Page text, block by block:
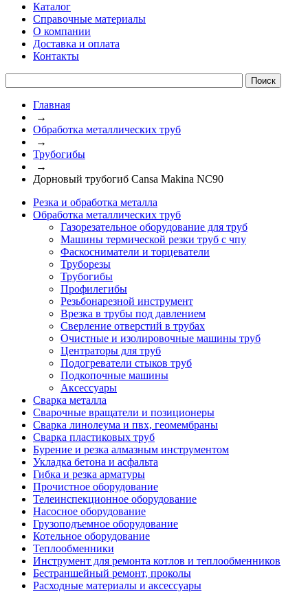
Каталог
Справочные материалы
О компании
Доставка и оплата
Контакты
Главная
→
Обработка металлических труб
→
Трубогибы
→
Дорновый трубогиб Cansa Makina NC90
Резка и обработка металла
Обработка металлических труб
Газорезательное оборудование для труб
Машины термической резки труб с чпу
Фаскосниматели и торцеватели
Труборезы
Трубогибы
Профилегибы
Резьбонарезной инструмент
Врезка в трубы под давлением
Сверление отверстий в трубах
Очистные и изолировочные машины труб
Центраторы для труб
Подогреватели стыков труб
Подкопочные машины
Аксессуары
Сварка металла
Сварочные вращатели и позиционеры
Сварка линолеума и пвх, геомембраны
Сварка пластиковых труб
Бурение и резка алмазным инструментом
Укладка бетона и асфальта
Гибка и резка арматуры
Прочистное оборудование
Телеинспекционное оборудование
Насосное оборудование
Грузоподъемное оборудование
Котельное оборудование
Теплообменники
Инструмент для ремонта котлов и теплообменников
Бестраншейный ремонт, проколы
Расходные материалы и аксессуары